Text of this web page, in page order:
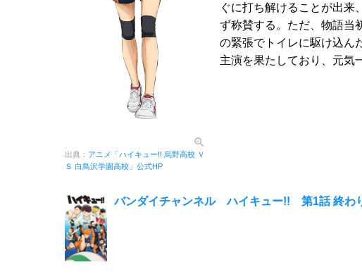
出典： アニメ「ハイキュー!! 烏野高校 Ｖ
Ｓ 白鳥沢学園高校」公式HP
ぐに打ち解けることが出来
ず称賛する。ただ、物語当
の緊張でトイレに駆け込ん
主演を果たしており、元気
バンダイチャンネル ハイキュー!! 第1話 終わ